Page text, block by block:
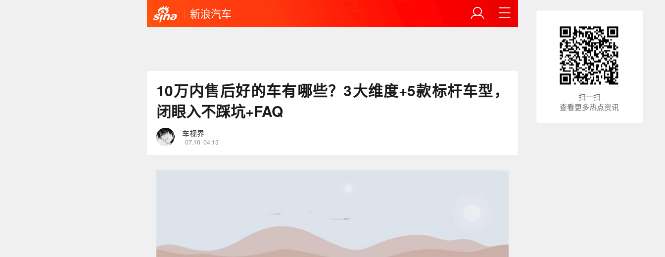
新浪汽车
10万内售后好的车有哪些？3大维度+5款标杆车型，
闭眼入不踩坑+FAQ
车视界
07.10 04:13
扫一扫
查看更多热点资讯